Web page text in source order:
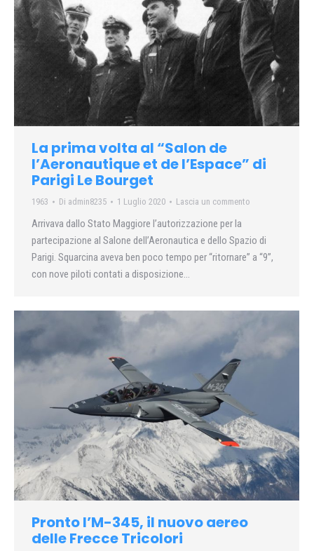
La prima volta al “Salon de
l’Aeronautique et de l’Espace” di
Parigi Le Bourget
1963 Di admin8235 1 Luglio 2020 Lascia un commento
Arrivava dallo Stato Maggiore l’autorizzazione per la
partecipazione al Salone dell’Aeronautica e dello Spazio di
Parigi. Squarcina aveva ben poco tempo per “ritornare” a “9”,
con nove piloti contati a disposizione…
Pronto l’M-345, il nuovo aereo
delle Frecce Tricolori